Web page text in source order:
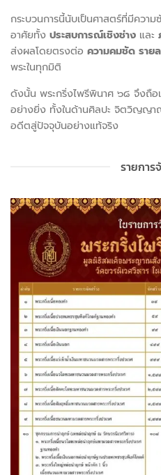
กระบวนการนี้นับเป็นศาสตร์ที่มีควา
อาศัยทั้ง ประสบการณ์เชิงช่าง และ
ส่งผลโดยตรงต่อ ความคมชัด รายล
พระในทุกมิติ
ดังนั้น พระกริ่งไพรีพินาศ ๖๘ จึงถื
อย่างยิ่ง ทั้งในด้านศิลปะ จิตวิญญ
อดีตสู่ปัจจุบันอย่างแท้จริง
รายการ